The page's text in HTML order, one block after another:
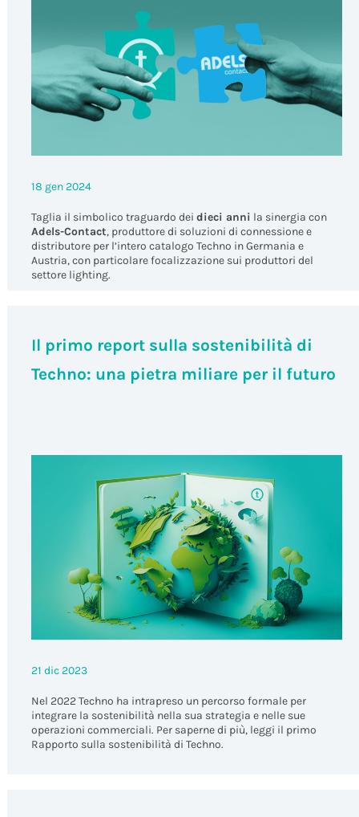
News
Azienda
18 gen 2024
Taglia il simbolico traguardo dei dieci anni la sinergia con
Adels-Contact, produttore di soluzioni di connessione e
distributore per l’intero catalogo Techno in Germania e
Austria, con particolare focalizzazione sui produttori del
settore lighting.
Il primo report sulla sostenibilità di
Techno: una pietra miliare per il futuro
21 dic 2023
Nel 2022 Techno ha intrapreso un percorso formale per
integrare la sostenibilità nella sua strategia e nelle sue
operazioni commerciali. Per saperne di più, leggi il primo
Rapporto sulla sostenibilità di Techno.